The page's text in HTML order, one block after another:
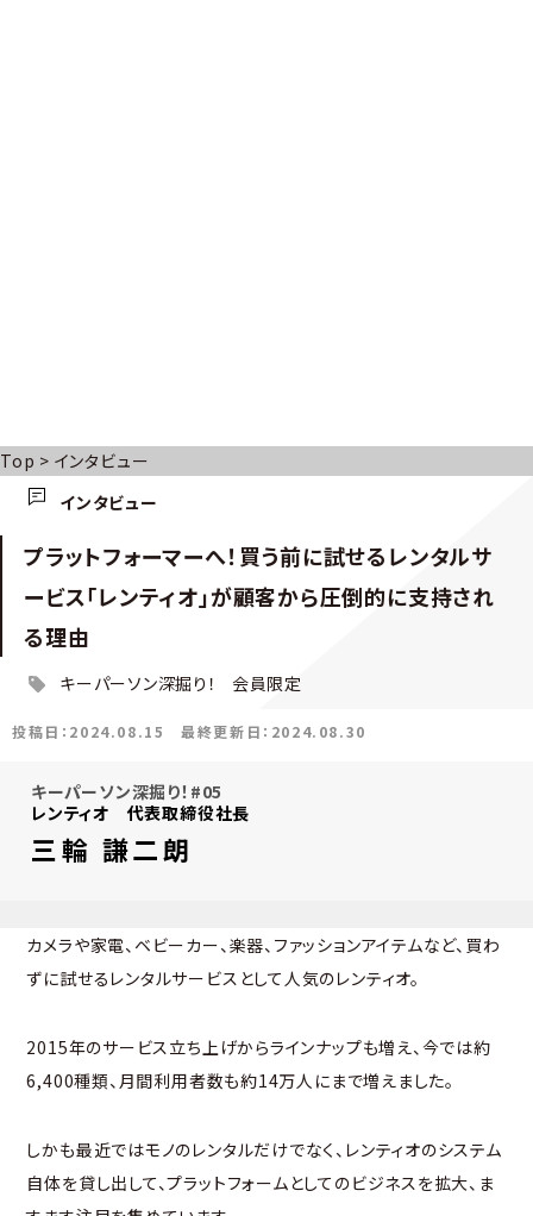
Top > インタビュー
インタビュー
プラットフォーマーへ！買う前に試せるレンタルサ
ービス「レンティオ」が顧客から圧倒的に支持され
る理由
キーパーソン深掘り！ 会員限定
投稿日：2024.08.15 最終更新日：2024.08.30
キーパーソン深掘り！#05
レンティオ 代表取締役社長
三輪 謙二朗
カメラや家電、ベビーカー、楽器、ファッションアイテムなど、買わ
ずに試せるレンタルサービスとして人気のレンティオ。
2015年のサービス立ち上げからラインナップも増え、今では約
6,400種類、月間利用者数も約14万人にまで増えました。
しかも最近ではモノのレンタルだけでなく、レンティオのシステム
自体を貸し出して、プラットフォームとしてのビジネスを拡大、ま